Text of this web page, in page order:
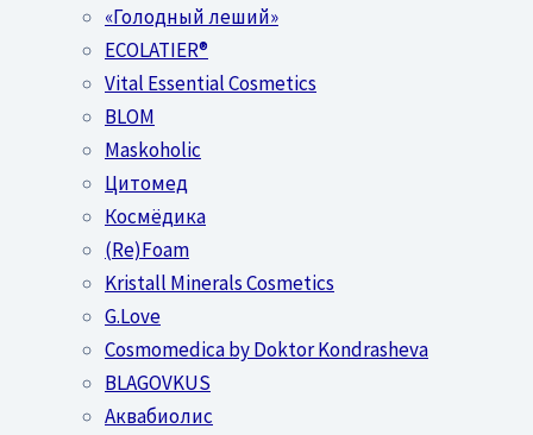
«Голодный леший»
EСОLATIER®
Vital Essential Cosmetics
BLOM
Maskoholic
Цитомед
Космёдика
(Re)Foam
Kristall Minerals Cosmetics
G.Love
Cosmomedica by Doktor Kondrasheva
BLAGOVKUS
Аквабиолис